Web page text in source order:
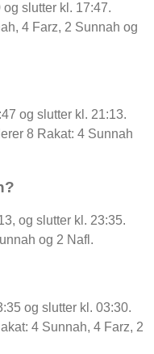
slutter kl. 17:47.
4 Farz, 2 Sunnah og
og slutter kl. 21:13.
8 Rakat: 4 Sunnah
og slutter kl. 23:35.
og 2 Nafl.
og slutter kl. 03:30.
4 Sunnah, 4 Farz, 2